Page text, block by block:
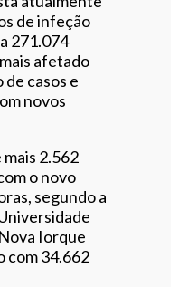
de infeção
271.074
afetado
casos e
novos
2.562
o novo
segundo a
Iorque
com 34.662